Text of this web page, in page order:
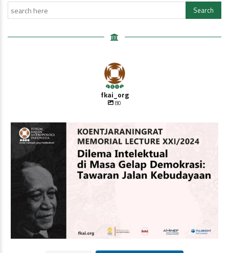
fkai_org
80
Oleh Prof Dr. Sulistyowati Irianto
Saat ini ...